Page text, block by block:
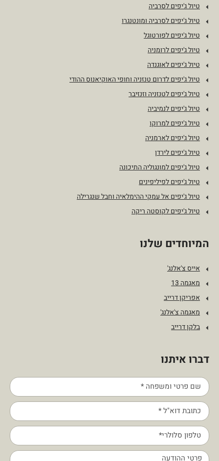
טיול ג'יפים לסרביה
טיול ג'יפים לסרביה ומונטנגרו
טיול ג'יפים לפורטוגל
טיול ג'יפים לרומניה
טיול ג'יפים לאוגנדה
טיול ג'יפים לדרום טנזניה וחופי האוקיאנוס ההודי
טיול ג'יפים לטנזניה וזנזיבר
טיול ג'יפים לנמיביה
טיול ג'יפים למרוקו
טיול ג'יפים לארמניה
טיול ג'יפים לירדן
טיול ג'יפים למונגוליה התיכונה
טיול ג'יפים לפיליפינים
טיול ג'יפים אל עמקי ההימלאיה וחבל שנגרילה
טיול ג'יפים לקוסטה ריקה
המיוחדים שלנו
אייס צ'אלנג'
מאגמה 13
אפריקן דרייב
מאגמה צ'אלנג'
בלקן דרייב
דברו איתנו